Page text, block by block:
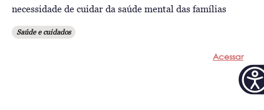
necessidade de cuidar da saúde mental das famílias
Saúde e cuidados
Acessar